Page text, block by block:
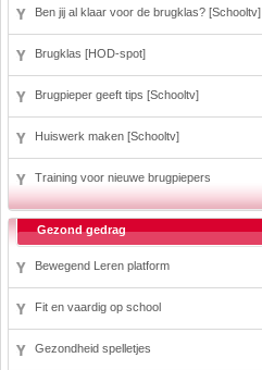
Ben jij al klaar voor de brugklas? [Schooltv]
Brugklas [HOD-spot]
Brugpieper geeft tips [Schooltv]
Huiswerk maken [Schooltv]
Training voor nieuwe brugpiepers
Gezond gedrag
Bewegend Leren platform
Fit en vaardig op school
Gezondheid spelletjes